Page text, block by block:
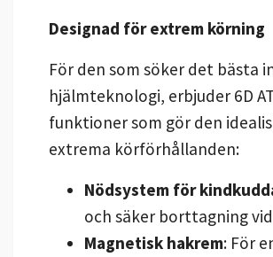
Designad för extrem körning
För den som söker det bästa
hjälmteknologi, erbjuder 6D
funktioner som gör den
extrema körförhållanden:
Nödsystem för
och säker borttagning
Magnetisk hakrem: För